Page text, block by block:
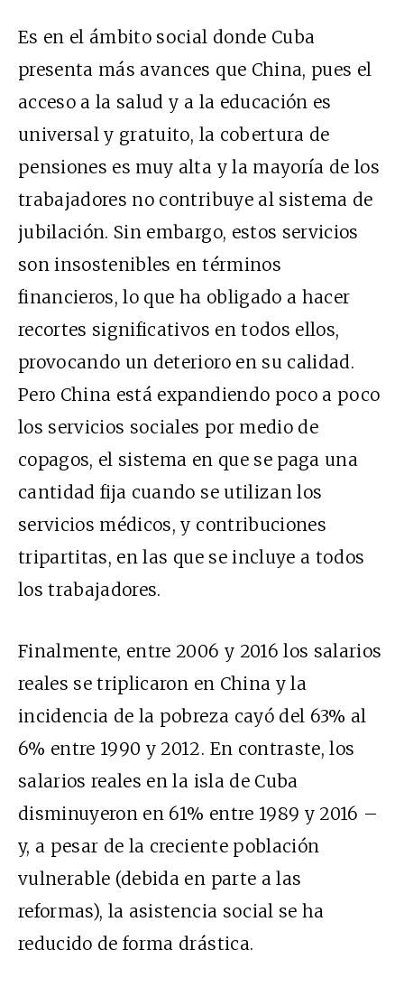
Es en el ámbito social donde Cuba
presenta más avances que China, pues el
acceso a la salud y a la educación es
universal y gratuito, la cobertura de
pensiones es muy alta y la mayoría de los
trabajadores no contribuye al sistema de
jubilación. Sin embargo, estos servicios
son insostenibles en términos
financieros, lo que ha obligado a hacer
recortes significativos en todos ellos,
provocando un deterioro en su calidad.
Pero China está expandiendo poco a poco
los servicios sociales por medio de
copagos, el sistema en que se paga una
cantidad fija cuando se utilizan los
servicios médicos, y contribuciones
tripartitas, en las que se incluye a todos
los trabajadores.
Finalmente, entre 2006 y 2016 los salarios
reales se triplicaron en China y la
incidencia de la pobreza cayó del 63% al
6% entre 1990 y 2012. En contraste, los
salarios reales en la isla de Cuba
disminuyeron en 61% entre 1989 y 2016 –
y, a pesar de la creciente población
vulnerable (debida en parte a las
reformas), la asistencia social se ha
reducido de forma drástica.